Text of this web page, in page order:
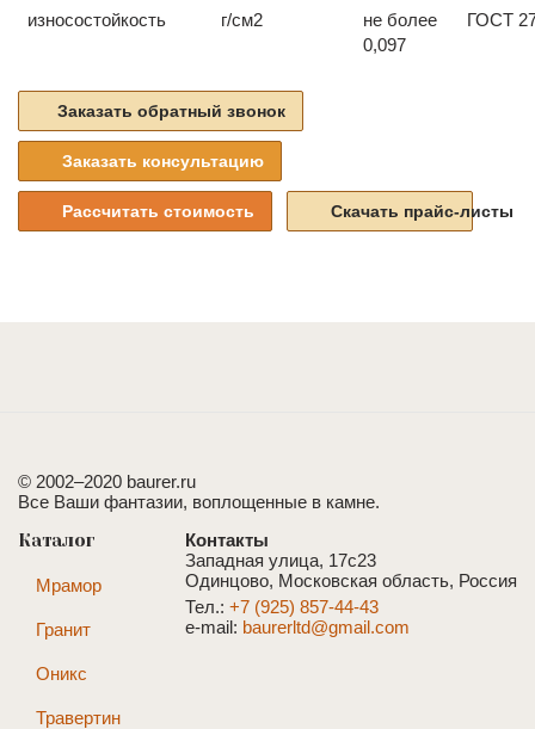
износостойкость г/см2
не более
0,097
ГОСТ
Заказать обратный звонок
Заказать консультацию
Рассчитать стоимость Скачать прайс-листы
© 2002–2020 baurer.ru
Все Ваши фантазии, воплощенные в камне.
Контакты
Западная улица, 17с23
Одинцово, Московская область, Россия
Тел.: +7 (925) 857-44-43
e-mail: baurerltd@gmail.com
Каталог
Мрамор
Гранит
Оникс
Травертин